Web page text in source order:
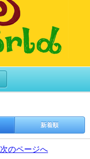
新着順
次のページへ